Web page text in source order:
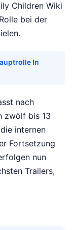
Children Wiki
bei der
In
nach
zwölf bis 13
internen
Fortsetzung
nun
Trailers,